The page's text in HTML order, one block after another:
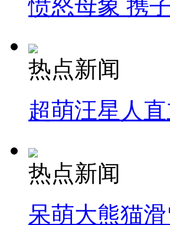
愤怒母象 携
热点新闻
超萌汪星人
热点新闻
呆萌大熊猫